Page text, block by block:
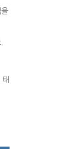
태